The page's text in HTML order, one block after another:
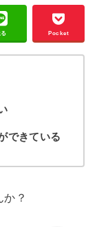
Pocket
できている
？